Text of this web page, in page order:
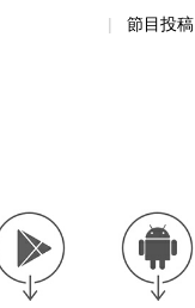
節目投稿